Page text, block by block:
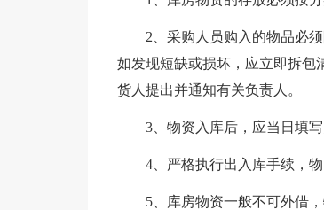
2、采购人员购入的物品必
如发现短缺或损坏，应立即拆包
货人提出并通知有关负责人。
3、物资入库后，应当日填写
4、严格执行出入库手续，
5、库房物资一般不可外借